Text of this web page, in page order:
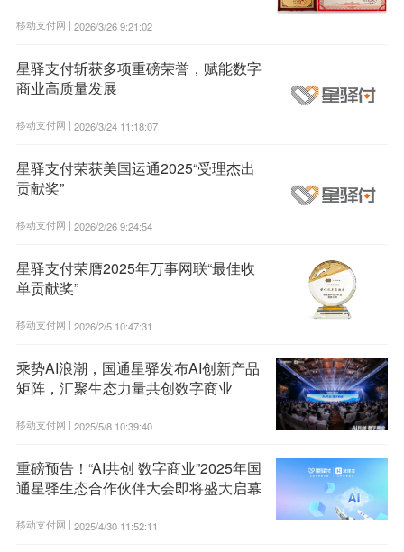
移动支付网 | 2026/3/26 9:21:02
星驿支付斩获多项重磅荣誉，赋能数字
商业高质量发展
移动支付网 | 2026/3/24 11:18:07
星驿支付荣获美国运通2025“受理杰出
贡献奖”
移动支付网 | 2026/2/26 9:24:54
星驿支付荣膺2025年万事网联“最佳收
单贡献奖”
移动支付网 | 2026/2/5 10:47:31
乘势AI浪潮，国通星驿发布AI创新产品
矩阵，汇聚生态力量共创数字商业
移动支付网 | 2025/5/8 10:39:40
重磅预告！“AI共创 数字商业”2025年国
通星驿生态合作伙伴大会即将盛大启幕
移动支付网 | 2025/4/30 11:52:11